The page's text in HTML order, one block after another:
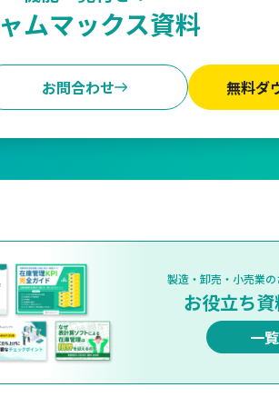
ムマックス資料
お問合わせ 無料ダ
製造・卸売・小売業
お役立ち
一